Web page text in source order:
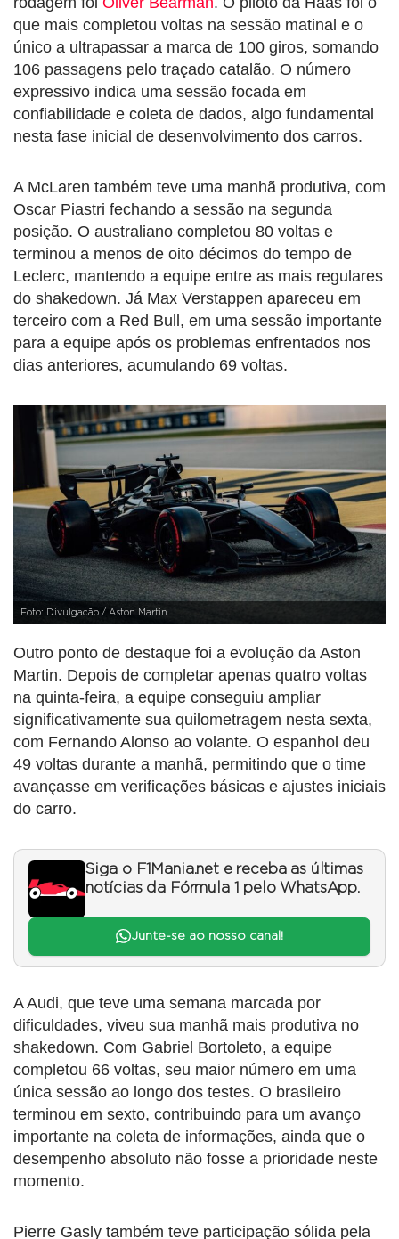
que mais completou voltas na sessão matinal e o
único a ultrapassar a marca de 100 giros, somando
106 passagens pelo traçado catalão. O número
expressivo indica uma sessão focada em
confiabilidade e coleta de dados, algo fundamental
nesta fase inicial de desenvolvimento dos carros.
A McLaren também teve uma manhã produtiva, com
Oscar Piastri fechando a sessão na segunda
posição. O australiano completou 80 voltas e
terminou a menos de oito décimos do tempo de
Leclerc, mantendo a equipe entre as mais regulares
do shakedown. Já Max Verstappen apareceu em
terceiro com a Red Bull, em uma sessão importante
para a equipe após os problemas enfrentados nos
dias anteriores, acumulando 69 voltas.
Foto: Divulgação / Aston Martin
Outro ponto de destaque foi a evolução da Aston
Martin. Depois de completar apenas quatro voltas
na quinta-feira, a equipe conseguiu ampliar
significativamente sua quilometragem nesta sexta,
com Fernando Alonso ao volante. O espanhol deu
49 voltas durante a manhã, permitindo que o time
avançasse em verificações básicas e ajustes iniciais
do carro.
Siga o F1Mania.net e receba as últimas
notícias da Fórmula 1 pelo WhatsApp.
Junte-se ao nosso canal!
A Audi, que teve uma semana marcada por
dificuldades, viveu sua manhã mais produtiva no
shakedown. Com Gabriel Bortoleto, a equipe
completou 66 voltas, seu maior número em uma
única sessão ao longo dos testes. O brasileiro
terminou em sexto, contribuindo para um avanço
importante na coleta de informações, ainda que o
desempenho absoluto não fosse a prioridade neste
momento.
Pierre Gasly também teve participação sólida pela